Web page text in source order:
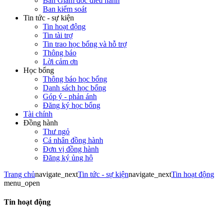
Ban kiểm soát
Tin tức - sự kiện
Tin hoạt động
Tin tài trợ
Tin trao học bổng và hỗ trợ
Thông báo
Lời cảm ơn
Học bổng
Thông báo học bổng
Danh sách học bổng
Góp ý - phản ánh
Đăng ký học bổng
Tài chính
Đồng hành
Thư ngỏ
Cá nhân đồng hành
Đơn vị đồng hành
Đăng ký ủng hộ
Trang chủnavigate_nextTin tức - sự kiệnnavigate_nextTin hoạt động
menu_open
Tin hoạt động